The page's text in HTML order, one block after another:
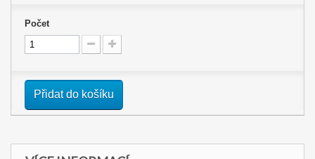
Počet
Přidat do košíku